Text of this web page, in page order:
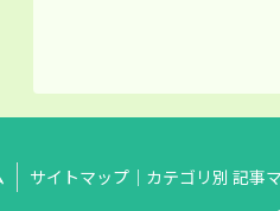
サイトマップ｜カテゴリ別 記事